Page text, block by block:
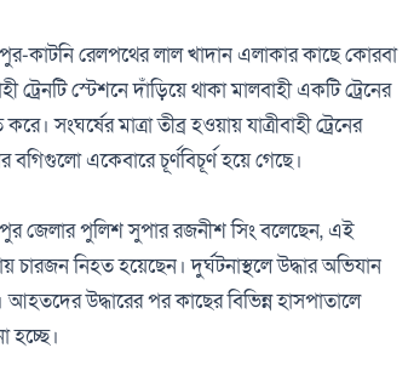
কাটনি রেলপথের লাল খাদান এলাকার কাছে কোরবা
ট্রেনটি স্টেশনে দাঁড়িয়ে থাকা মালবাহী একটি ট্রেনের
সংঘর্ষের মাত্রা তীব্র হওয়ায় যাত্রীবাহী ট্রেনের
বগিগুলো একেবারে চূর্ণবিচূর্ণ হয়ে গেছে।
জেলার পুলিশ সুপার রজনীশ সিং বলেছেন, এই
চারজন নিহত হয়েছেন। দুর্ঘটনাস্থলে উদ্ধার অভিযান
আহতদের উদ্ধারের পর কাছের বিভিন্ন হাসপাতালে
হচ্ছে।